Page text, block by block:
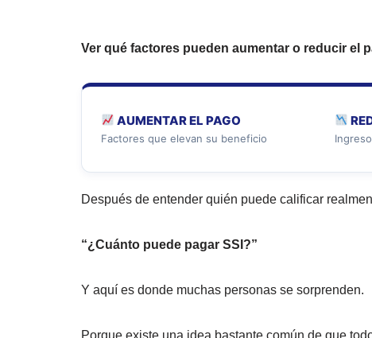
Ver qué factores pueden aumentar o reducir el
AUMENTAR EL PAGO
Factores que elevan su beneficio
Después de entender quién puede calificar
“¿Cuánto puede pagar SSI?”
Y aquí es donde muchas personas se sorprenden.
Porque existe una idea bastante común de que